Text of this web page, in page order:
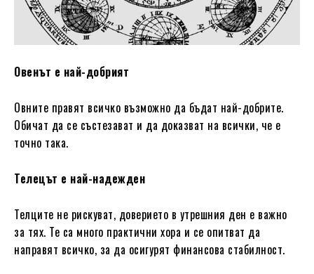
Овенът е най-добрият
Овните правят всичко възможно да бъдат най-добрите.
Обичат да се състезават и да доказват на всички, че е
точно така.
Телецът е най-надежден
Телците не рискуват, доверието в утрешния ден е важно
за тях. Те са много практични хора и се опитват да
направят всичко, за да осигурят финансова стабилност.